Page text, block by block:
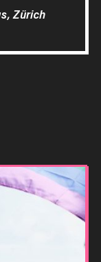
Zürich